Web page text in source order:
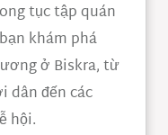
tục tập quán
khám phá
ở Biskra, từ
dân đến các
hội.